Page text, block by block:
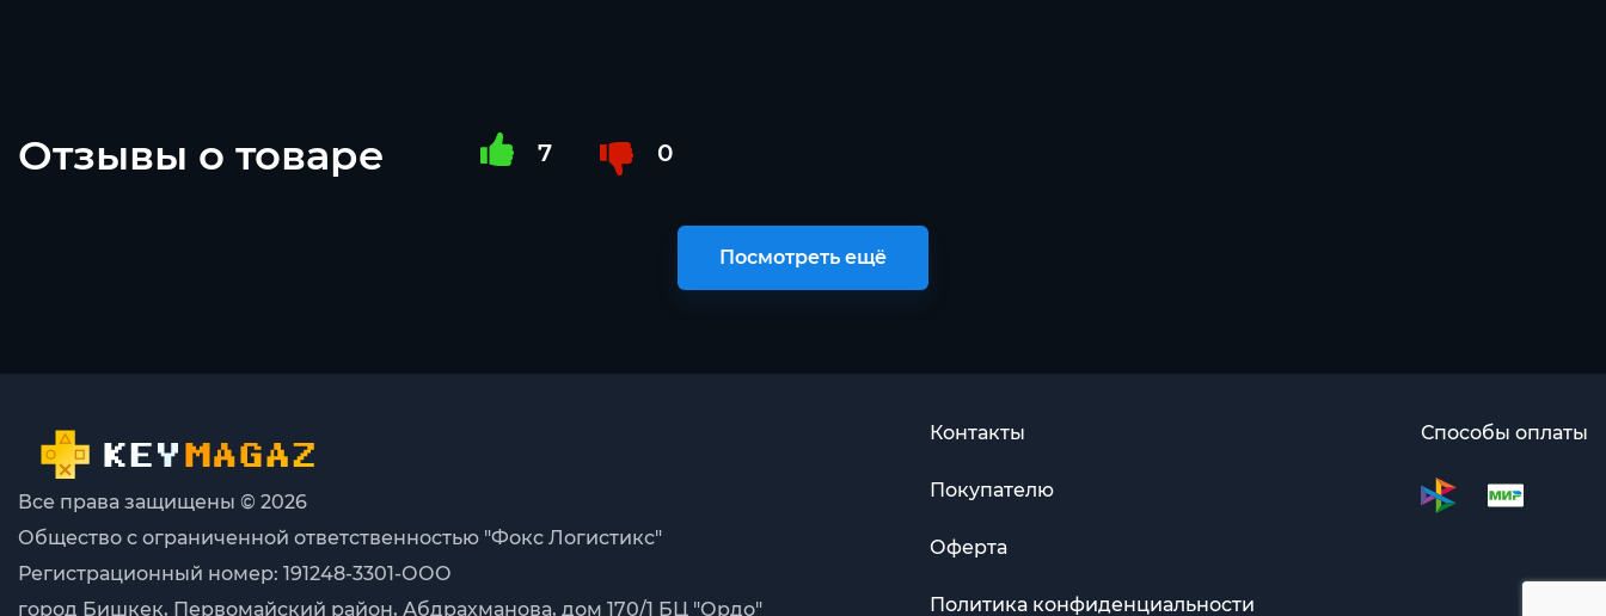
Отзывы о товаре 7 0
Посмотреть ещё
Все права защищены © 2026
Общество с ограниченной ответственностью "Фокс Логистикс"
Регистрационный номер: 191248-3301-ООО
город Бишкек, Первомайский район, Абдрахманова, дом 170/1 БЦ "Ордо"
Контакты
Покупателю
Оферта
Политика конфиденциальности
Способы оплаты